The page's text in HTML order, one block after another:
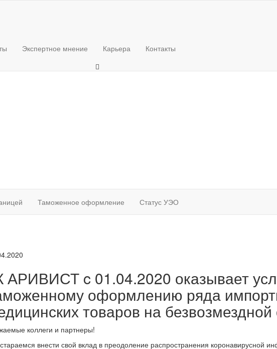
Экспертное мнение Карьера Контакты
Таможенное оформление Статус УЭО
АРИВИСТ c 01.04.2020 оказывает
оформлению ряда
товаров на безвозмездной
коллеги и партнеры!
внести свой вклад в преодоление распространения коронавирусной